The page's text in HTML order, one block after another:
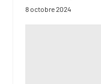
8 octobre 2024